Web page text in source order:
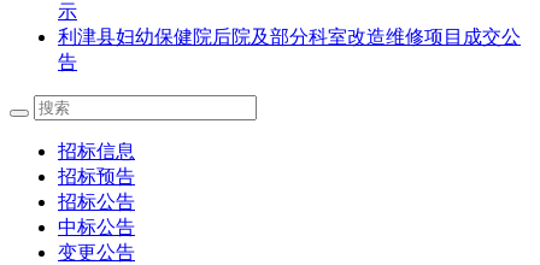
示
利津县妇幼保健院后院及部分科室改造维修项目成交公
告
招标信息
招标预告
招标公告
中标公告
变更公告